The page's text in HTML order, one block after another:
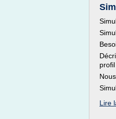
profil
Lire